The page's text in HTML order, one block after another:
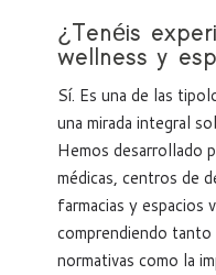
¿Tenéis
wellness y
Sí. Es una de las
una mirada integral
Hemos desarrollado
médicas, centros de
farmacias y espacios
comprendiendo tanto
normativas como la